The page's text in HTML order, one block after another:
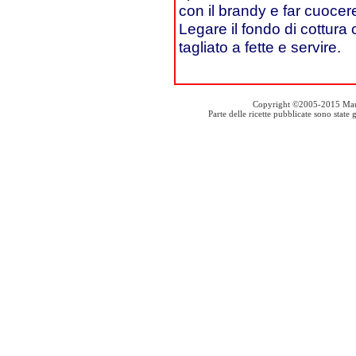
con il brandy e far
Legare il fondo di cottura
tagliato a fette e servire.
Copyright ©2005-2015
Parte delle ricette pubblicate sono state